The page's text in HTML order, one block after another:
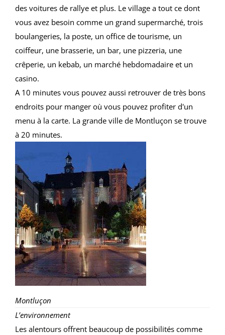
des voitures de rallye et plus. Le village a tout ce dont
vous avez besoin comme un grand supermarché, trois
boulangeries, la poste, un office de tourisme, un
coiffeur, une brasserie, un bar, une pizzeria, une
crêperie, un kebab, un marché hebdomadaire et un
casino.
A 10 minutes vous pouvez aussi retrouver de très bons
endroits pour manger où vous pouvez profiter d'un
menu à la carte. La grande ville de Montluçon se trouve
à 20 minutes.
Montluçon
L’environnement
Les alentours offrent beaucoup de possibilités comme